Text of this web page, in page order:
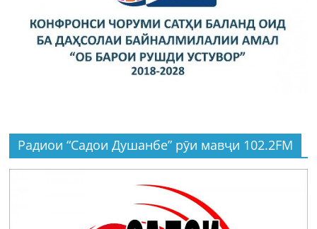
Радиои “Садои Душанбе” рӯи мавҷи 102.2FM